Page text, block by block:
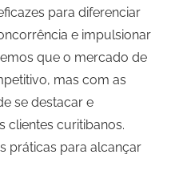
para diferenciar
e impulsionar
que o mercado de
mas com as
se destacar e
clientes curitibanos.
práticas para alcançar